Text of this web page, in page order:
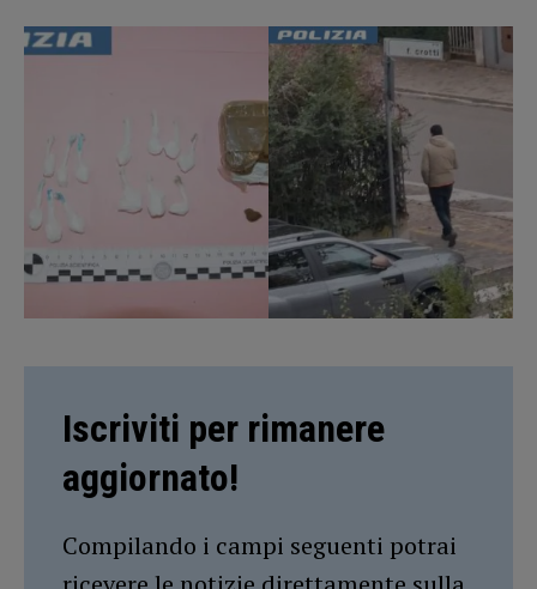
Iscriviti per rimanere
aggiornato!
Compilando i campi seguenti potrai